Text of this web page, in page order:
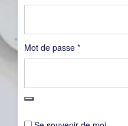
Mot de passe *Obligatoire